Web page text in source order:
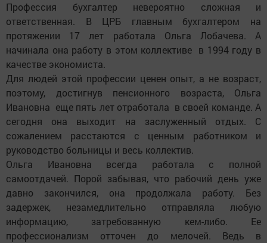
Профессия бухгалтер невероятно сложная и
ответственная. В ЦРБ главным бухгалтером на
протяжении 17 лет работала Ольга Лобачева. А
начинала она работу в этом коллективе в 1994 году в
качестве экономиста.
Для людей этой профессии ценен опыт, а не возраст,
поэтому, достигнув пенсионного возраста, Ольга
Ивановна еще пять лет отработала в своей команде. А
сегодня она выходит на заслуженный отдых. С
сожалением расстаются с ценным работником и
руководство больницы и весь коллектив.
Ольга Ивановна всегда работала с полной
самоотдачей. Порой забывая, что рабочий день уже
давно закончился, она продолжала работу. Без
задержек, незамедлительно отправляла любую
информацию, затребованную кем-либо. Ее
профессионализм отточен до мелочей. Ведь в